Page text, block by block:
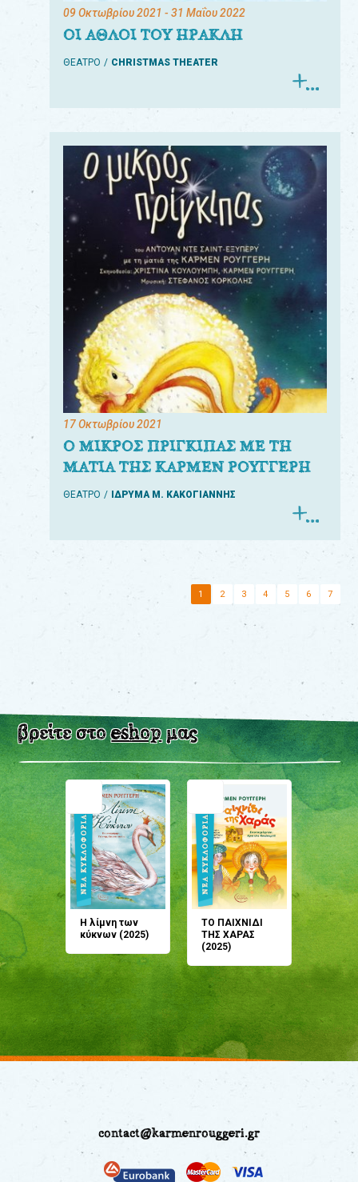
09 Οκτωβρίου 2021 - 31 Μαΐου 2022
ΟΙ ΑΘΛΟΙ ΤΟΥ ΗΡΑΚΛΗ
ΘΕΑΤΡΟ CHRISTMAS THEATER
17 Οκτωβρίου 2021
Ο ΜΙΚΡΟΣ ΠΡΙΓΚΙΠΑΣ ΜΕ ΤΗ
ΜΑΤΙΑ ΤΗΣ ΚΑΡΜΕΝ ΡΟΥΓΓΕΡΗ
ΘΕΑΤΡΟ ΙΔΡΥΜΑ Μ. ΚΑΚΟΓΙΑΝΝΗΣ
1 2 3 4 5 6 7
βρείτε στοeshopμας
Η λίμνη των
κύκνων (2025)
ΤΟ ΠΑΙΧΝΙΔΙ
ΤΗΣ ΧΑΡΑΣ
(2025)
μου;
(2024)
contact@karmenrouggeri.gr